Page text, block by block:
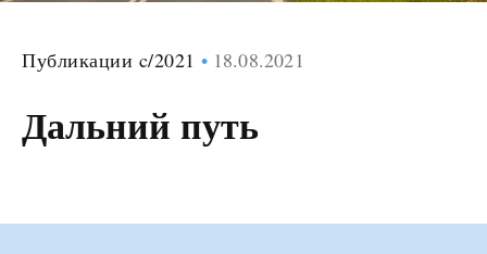
Публикации c/2021 18.08.2021
Дальний путь